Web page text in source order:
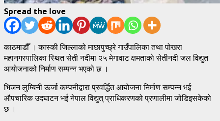
Spread the love
काठमाडौँ । कास्की जिल्लाको माछापुच्छ्रे गाउँपालिका तथा पोखरा
महानगरपालिका स्थित सेती नदीमा २५ मेगावाट क्षमताको सेतीनदी जल विद्युत
आयोजनाको निर्माण सम्पन्न भएको छ ।
भिजन लुम्बिनी ऊर्जा कम्पनीद्वारा प्रवर्द्धित आयोजना निर्माण सम्पन्न भई
औपचारिक उदघाटन भई नेपाल विद्युत् प्राधिकरणको प्रणालीमा जोडिइसकेको
छ ।